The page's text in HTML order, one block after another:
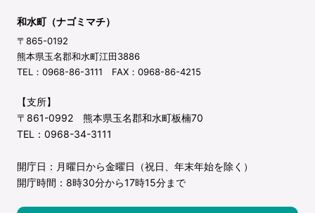
和水町（ナゴミマチ）
〒865-0192
熊本県玉名郡和水町江田3886
TEL：0968-86-3111 FAX：0968-86-4215
【支所】
〒861-0992 熊本県玉名郡和水町板楠70
TEL：0968-34-3111
開庁日：月曜日から金曜日（祝日、年末年始を除く）
開庁時間：8時30分から17時15分まで